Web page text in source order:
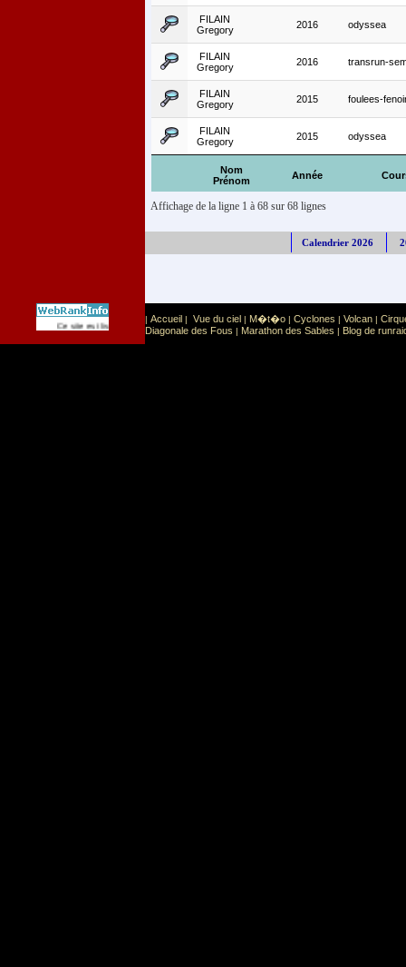
Nom
Prénom
Année
FILAIN
Gregory
2016 odyssea
FILAIN
Gregory
2016 transrun-
FILAIN
Gregory
2015 foulees-
FILAIN
Gregory
2015 odyssea
Affichage de la ligne 1 à 68 sur 68 lignes
Calendrier 2026
Ce site est list� dans la cat�gorie Sport: Sports extr�mes
| Accueil | Vue du ciel | M�t�o | Cyclones | Volcan |
Diagonale des Fous | Marathon des Sables | Blog de